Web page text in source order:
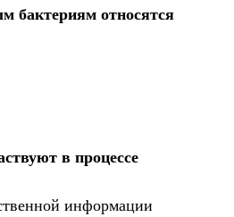
бактериям относятся
в процессе
информации